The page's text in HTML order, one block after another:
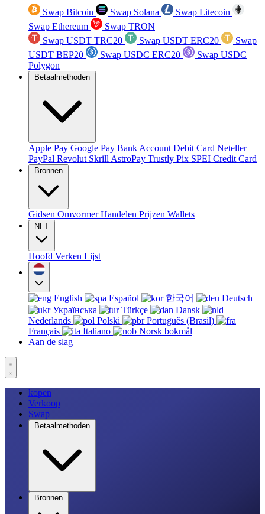
Swap Bitcoin Swap Solana
Swap Litecoin
Swap Ethereum
Swap TRON
Swap USDT TRC20
Swap USDT ERC20
Swap
USDT BEP20
Swap USDC ERC20
Swap USDC
Polygon
Betaalmethoden
Apple Pay Google Pay Bank Account Debit Card Neteller
PayPal Revolut Skrill AstroPay Trustly Pix SPEI Credit Card
Bronnen
Gidsen OmvormerHandelen Prijzen Wallets
NFT
Hoofd Verken Lijst
English Español 한국어
Deutsch
Українська
Türkçe
Dansk
Nederlands
Polski
Português (Brasil)
Français
Italiano
Norsk bokmål
Aan de slag
kopen
Verkoop
Swap
Betaalmethoden
Bronnen